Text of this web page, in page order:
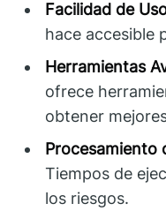
Facilidad de
hace accesible
Herramientas
ofrece
obtener
Procesamiento
Tiempos de
los riesgos.